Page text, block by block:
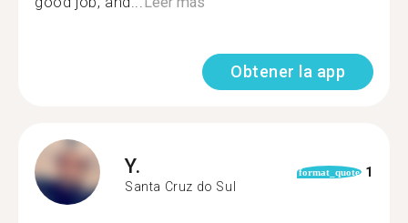
Obtener la app
Y.
Santa Cruz do Sul
format_quote 1